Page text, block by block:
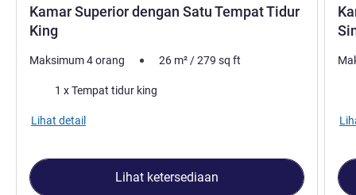
Kamar Superior dengan Satu Tempat Tidur
King
Maksimum 4 orang 26 m²/279 sq ft
Selimut1 x Tempat tidur king
Lihat detail
Lihat ketersediaan